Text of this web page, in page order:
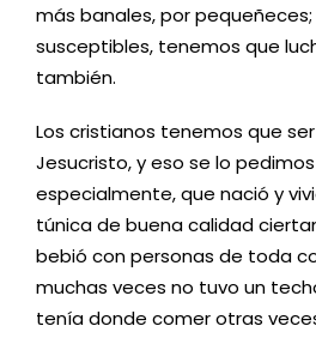
más banales, por
susceptibles, tenemos que
también.
Los cristianos tenemos que
Jesucristo, y eso se lo
especialmente, que nació y
túnica de buena calidad
bebió con personas de toda
muchas veces no tuvo un
tenía donde comer otras